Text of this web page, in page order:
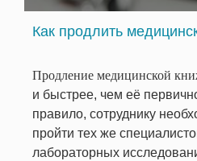
Как продлить
Продление медицинской
и быстрее, чем её
правило, сотруднику
пройти тех же
лабораторных